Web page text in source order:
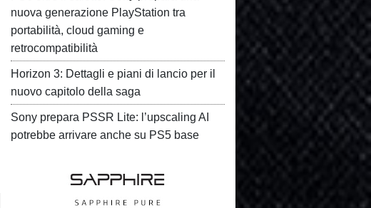
nuova generazione PlayStation tra
portabilità, cloud gaming e
retrocompatibilità
Horizon 3: Dettagli e piani di lancio per il
nuovo capitolo della saga
Sony prepara PSSR Lite: l’upscaling AI
potrebbe arrivare anche su PS5 base